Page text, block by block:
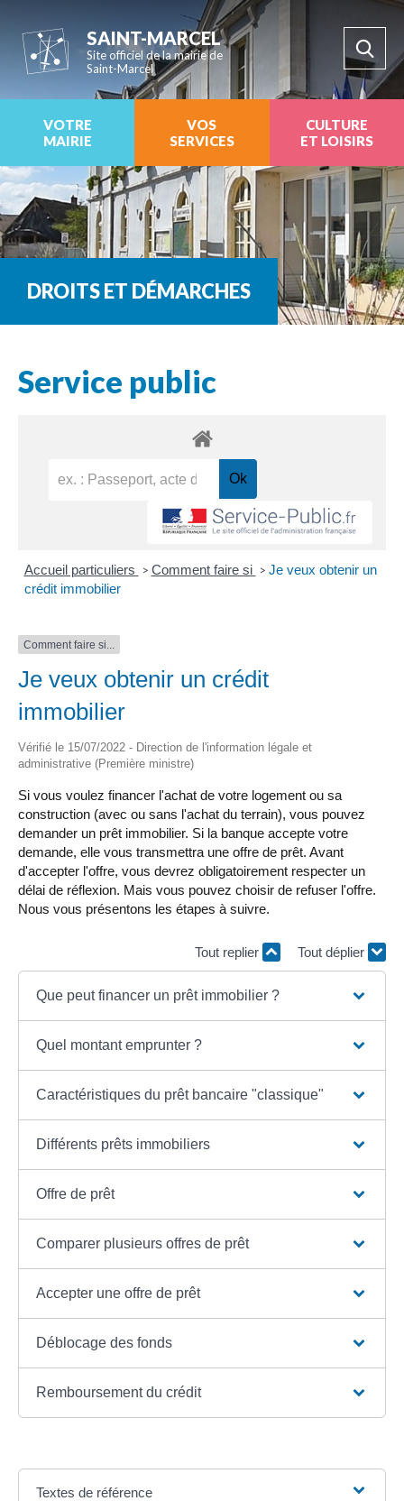
SAINT-MARCEL
Site officiel de la mairie de
Saint-Marcel
VOTRE
MAIRIE
VOS
SERVICES
CULTURE
ET LOISIRS
DROITS ET DÉMARCHES
Service public
Accueil particuliers > Comment faire si > Je veux obtenir un
crédit immobilier
Comment faire si...
Je veux obtenir un crédit
immobilier
Vérifié le 15/07/2022 - Direction de l'information légale et
administrative (Première ministre)
Si vous voulez financer l'achat de votre logement ou sa
construction (avec ou sans l'achat du terrain), vous pouvez
demander un prêt immobilier. Si la banque accepte votre
demande, elle vous transmettra une offre de prêt. Avant
d'accepter l'offre, vous devrez obligatoirement respecter un
délai de réflexion. Mais vous pouvez choisir de refuser l'offre.
Nous vous présentons les étapes à suivre.
Tout replier Tout déplier
Que peut financer un prêt immobilier ?
Quel montant emprunter ?
Caractéristiques du prêt bancaire "classique"
Différents prêts immobiliers
Offre de prêt
Comparer plusieurs offres de prêt
Accepter une offre de prêt
Déblocage des fonds
Remboursement du crédit
Textes de référence